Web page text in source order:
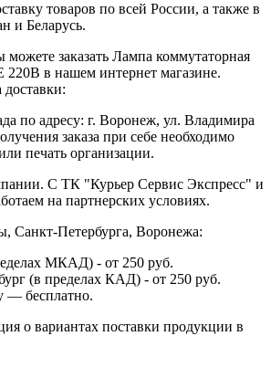
товаров по всей России, а также в
и Беларусь.
заказать Лампа коммутаторная
в нашем интернет магазине.
по адресу: г. Воронеж, ул. Владимира
заказа при себе необходимо
печать организации.
С ТК "Курьер Сервис Экспресс" и
на партнерских условиях.
Санкт-Петербурга, Воронежа:
МКАД) - от 250 руб.
(в пределах КАД) - от 250 руб.
— бесплатно.
о вариантах поставки продукции в